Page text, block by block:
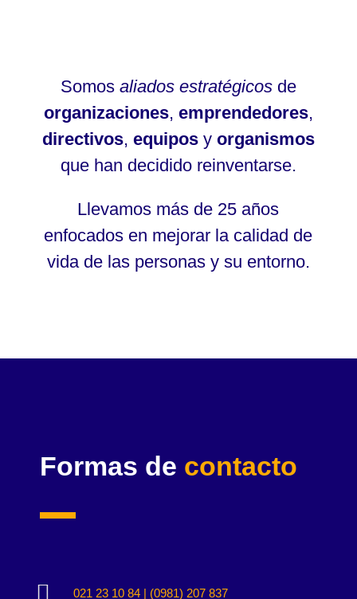
Somos aliados estratégicosde
organizaciones, emprendedores,
directivos, equiposy organismos
que han decidido reinventarse.
Llevamos más de 25 años
enfocados en mejorar la calidad de
vida de las personas y su entorno.
Formas de contacto
 021 23 10 84 | (0981) 207 837